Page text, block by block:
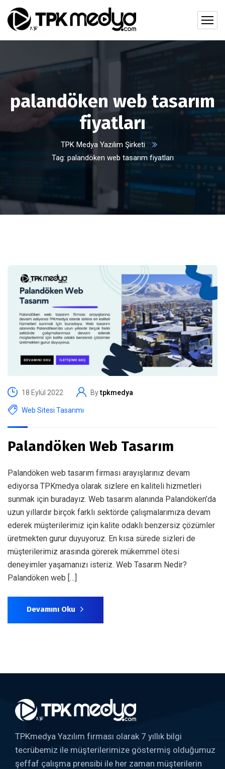
palandöken web tasarım
fiyatları
TPK Medya Yazılım Şirketi
Tag: palandöken web tasarım fiyatları
18 Eylül 2022 Bytpkmedya
Web Sitesi Tasarımı
Palandöken Web Tasarım
Palandöken web tasarım firması arayışlarınız devam
ediyorsa TPKmedya olarak sizlere en kaliteli hizmetleri
sunmak için buradayız. Web tasarım alanında Palandöken’da
uzun yıllardır birçok farklı sektörde çalışmalarımıza devam
ederek müşterilerimiz için kalite odaklı benzersiz çözümler
üretmekten gurur duyuyoruz. En kısa sürede sizleri de
müşterilerimiz arasında görerek mükemmel ötesi
deneyimler yaşamanızı isteriz. Web Tasarım Nedir?
Palandöken web […]
Devamını Oku
TPKmedya Yazılım firması olarak 7 yıllık bilgi
tecrübemiz ile müşterilerimize göstermiş olduğumuz
şeffaf çalışma prensibi ile her zaman müşterilerin